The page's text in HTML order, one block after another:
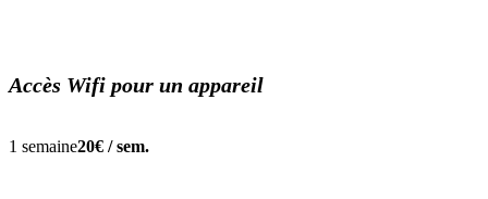
Accès Wifi pour un appareil
1 semaine20€ / sem.